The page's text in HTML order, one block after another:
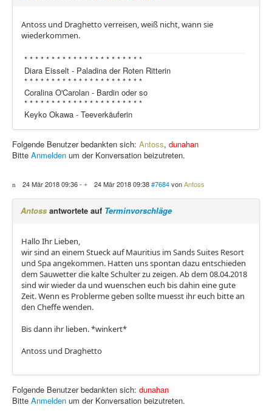
Antoss und Draghetto verreisen, weiß nicht, wann sie
wiederkommen.
* * * * * * * * * * * * * * * * * * * * * *
Diara Eisselt - Paladina der Roten Ritterin
* * * * * * * * * * * * * * * * * * * * * *
Coralina O'Carolan - Bardin oder so
* * * * * * * * * * * * * * * * * * * * * *
Keyko Okawa - Teeverkäuferin
Folgende Benutzer bedankten sich: Antoss, dunahan
Bitte Anmelden um der Konversation beizutreten.
24 Mär 2018 09:36- 24 Mär 2018 09:38#7684vonAntoss
Antoss antwortete auf Terminvorschläge
Hallo Ihr Lieben,
wir sind an einem Stueck auf Mauritius im Sands Suites Resort
und Spa angekommen. Hatten uns spontan dazu entschieden
dem Sauwetter die kalte Schulter zu zeigen. Ab dem 08.04.2018
sind wir wieder da und wuenschen euch bis dahin eine gute
Zeit. Wenn es Problerme geben sollte muesst ihr euch bitte an
den Cheffe wenden.
Bis dann ihr lieben. *winkert*
Antoss und Draghetto
Folgende Benutzer bedankten sich: dunahan
Bitte Anmelden um der Konversation beizutreten.